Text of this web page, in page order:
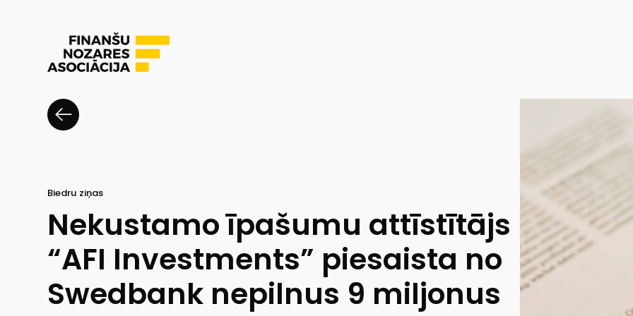
Biedru ziņas
Nekustamo īpašumu attīstītājs
“AFI Investments” piesaista no
Swedbank nepilnus 9 miljonus